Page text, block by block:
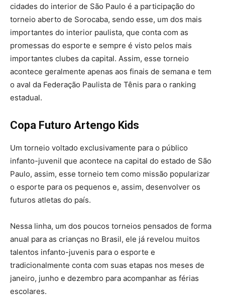
cidades do interior de São Paulo é a participação do
torneio aberto de Sorocaba, sendo esse, um dos mais
importantes do interior paulista, que conta com as
promessas do esporte e sempre é visto pelos mais
importantes clubes da capital. Assim, esse torneio
acontece geralmente apenas aos finais de semana e tem
o aval da Federação Paulista de Tênis para o ranking
estadual.
Copa Futuro Artengo Kids
Um torneio voltado exclusivamente para o público
infanto-juvenil que acontece na capital do estado de São
Paulo, assim, esse torneio tem como missão popularizar
o esporte para os pequenos e, assim, desenvolver os
futuros atletas do país.
Nessa linha, um dos poucos torneios pensados de forma
anual para as crianças no Brasil, ele já revelou muitos
talentos infanto-juvenis para o esporte e
tradicionalmente conta com suas etapas nos meses de
janeiro, junho e dezembro para acompanhar as férias
escolares.